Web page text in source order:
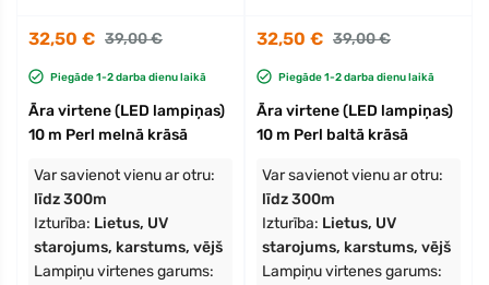
32,50 € 39,00 €
Piegāde 1-2 darba dienu laikā
Āra virtene (LED lampiņas)
10 m Perl melnā krāsā
Var savienot vienu ar otru:
līdz 300m
Izturība: Lietus, UV
starojums, karstums, vējš
Lampiņu virtenes garums:
32,50 € 39,00 €
Piegāde 1-2 darba dienu laikā
Āra virtene (LED lampiņas)
10 m Perl baltā krāsā
Var savienot vienu ar otru:
līdz 300m
Izturība: Lietus, UV
starojums, karstums, vējš
Lampiņu virtenes garums: